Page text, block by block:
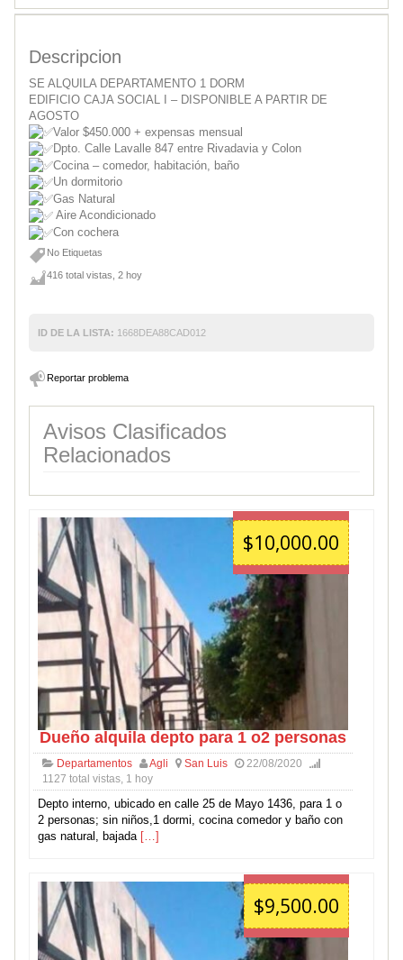
Descripcion
SE ALQUILA DEPARTAMENTO 1 DORM
EDIFICIO CAJA SOCIAL I – DISPONIBLE A PARTIR DE
AGOSTO
Valor $450.000 + expensas mensual
Dpto. Calle Lavalle 847 entre Rivadavia y Colon
Cocina – comedor, habitación, baño
Un dormitorio
Gas Natural
Aire Acondicionado
Con cochera
No Etiquetas
416 total vistas, 2 hoy
ID DE LA LISTA: 1668DEA88CAD012
Reportar problema
Avisos Clasificados
Relacionados
$10,000.00
Dueño alquila depto para 1 o2 personas
Departamentos Agli San Luis
22/08/2020
1127 total vistas, 1 hoy
Depto interno, ubicado en calle 25 de Mayo 1436, para 1 o
2 personas; sin niños,1 dormi, cocina comedor y baño con
gas natural, bajada […]
$9,500.00